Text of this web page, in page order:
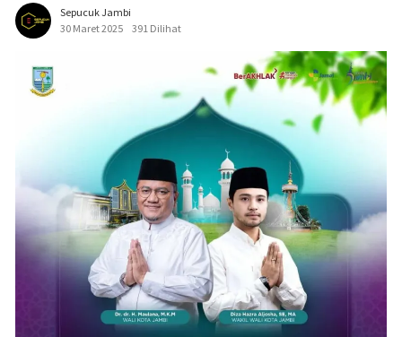
Sepucuk Jambi
30 Maret 2025
391 Dilihat